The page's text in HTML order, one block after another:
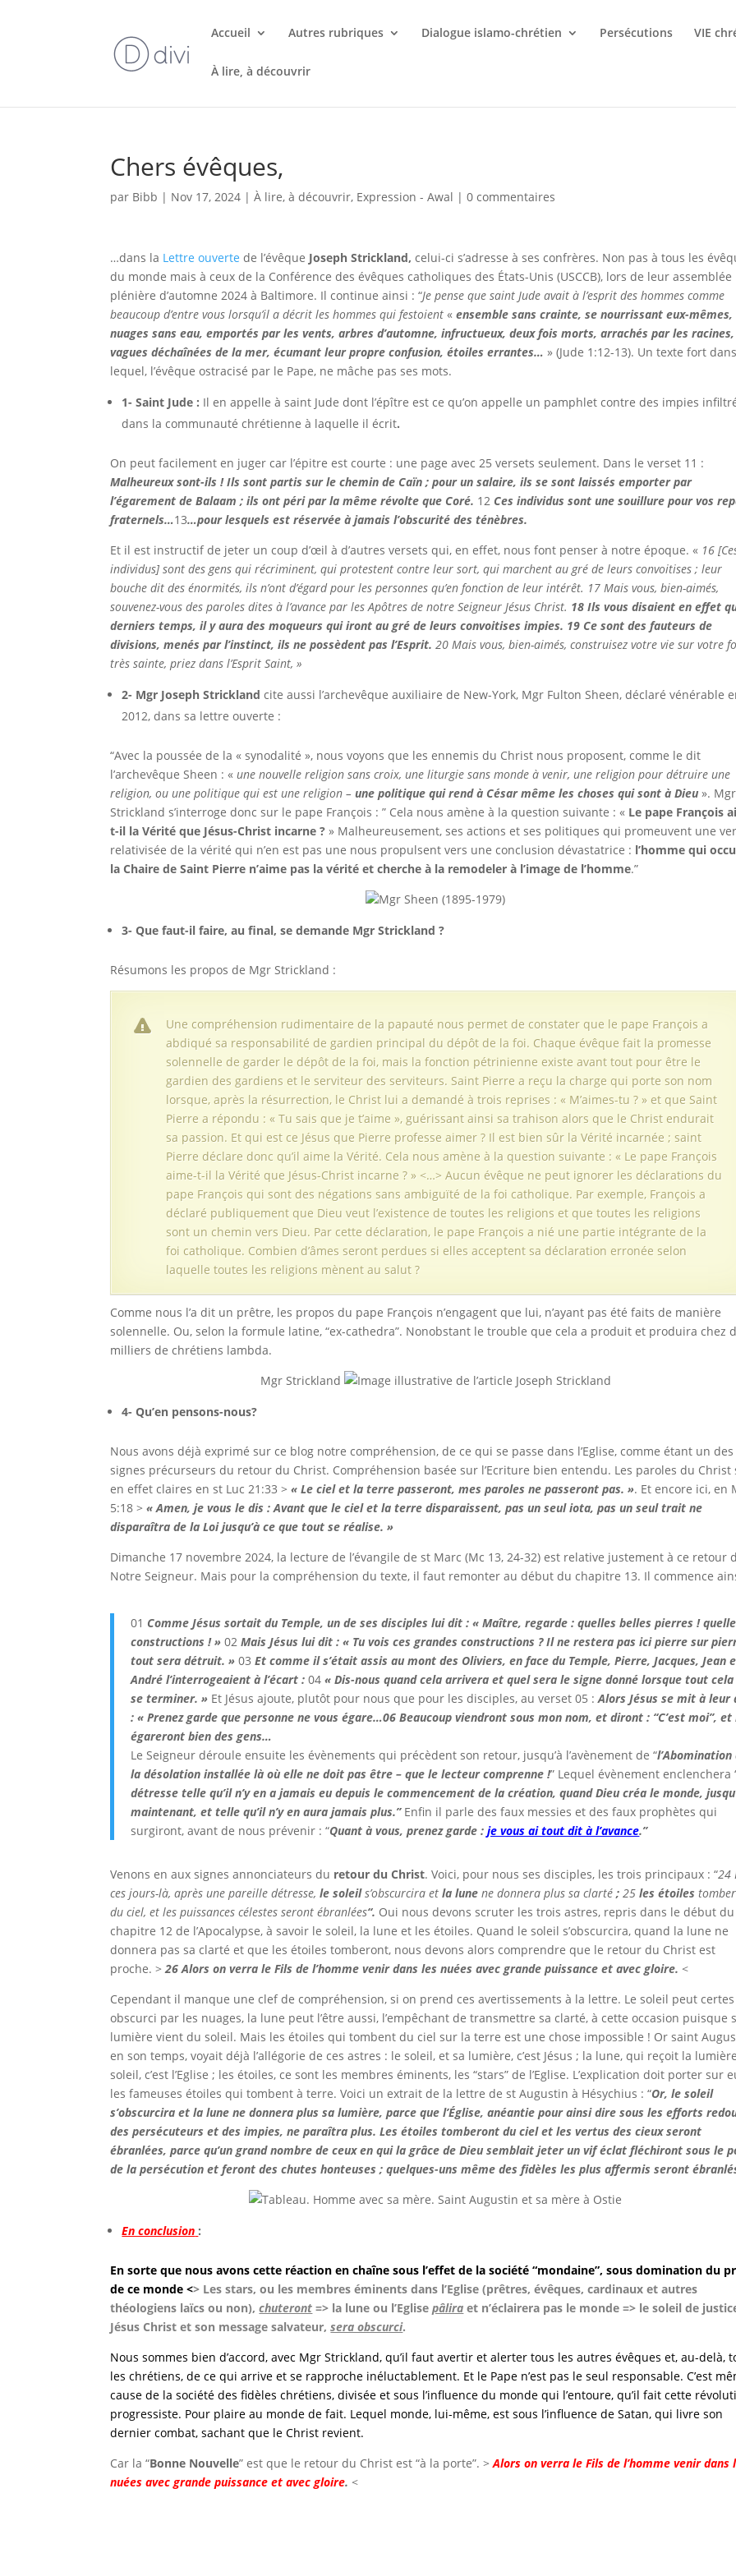
Accueil Autres rubriques Dialogue islamo-chrétien Persécutions VIE
À lire, à découvrir
Chers évêques,
par Bibb | Nov 17, 2024 |À lire, à découvrir, Expression - Awal |0 commentaires
…dans la Lettre ouverte de l’évêque Joseph Strickland, celui-ci s’adresse à ses confrères. Non pas à tous les
du monde mais à ceux de la Conférence des évêques catholiques des États-Unis (USCCB), lors de leur assemblée
plénière d’automne 2024 à Baltimore. Il continue ainsi : “Je pense que saint Jude avait à l’esprit des hommes comme
beaucoup d’entre vous lorsqu’il a décrit les hommes qui festoient «ensemble sans crainte, se nourrissant eux-mêmes,
nuages sans eau, emportés par les vents, arbres d’automne, infructueux, deux fois morts, arrachés par les racines,
vagues déchaînées de la mer, écumant leur propre confusion, étoiles errantes… » (Jude 1:12-13). Un texte fort dans
lequel, l’évêque ostracisé par le Pape, ne mâche pas ses mots.
1- Saint Jude : Il en appelle à saint Jude dont l’épître est ce qu’on appelle un pamphlet contre des impies
dans la communauté chrétienne à laquelle il écrit.
On peut facilement en juger car l’épitre est courte : une page avec 25 versets seulement. Dans le verset 11 :
Malheureux sont-ils ! Ils sont partis sur le chemin de Caïn ; pour un salaire, ils se sont laissés emporter par
l’égarement de Balaam ; ils ont péri par la même révolte que Coré. 12 Ces individus sont une souillure pour vos
fraternels…13…pour lesquels est réservée à jamais l’obscurité des ténèbres.
Et il est instructif de jeter un coup d’œil à d’autres versets qui, en effet, nous font penser à notre époque. « 16
individus] sont des gens qui récriminent, qui protestent contre leur sort, qui marchent au gré de leurs convoitises ; leur
bouche dit des énormités, ils n’ont d’égard pour les personnes qu’en fonction de leur intérêt. 17 Mais vous, bien-aimés,
souvenez-vous des paroles dites à l’avance par les Apôtres de notre Seigneur Jésus Christ. 18 Ils vous disaient en effet
derniers temps, il y aura des moqueurs qui iront au gré de leurs convoitises impies. 19 Ce sont des fauteurs de
divisions, menés par l’instinct, ils ne possèdent pas l’Esprit.20 Mais vous, bien-aimés, construisez votre vie sur votre
très sainte, priez dans l’Esprit Saint, »
2- Mgr Joseph Stricklandcite aussi l’archevêque auxiliaire de New-York, Mgr Fulton Sheen, déclaré vénérable
2012, dans sa lettre ouverte :
“Avec la poussée de la « synodalité », nous voyons que les ennemis du Christ nous proposent, comme le dit
l’archevêque Sheen : «une nouvelle religion sans croix, une liturgie sans monde à venir, une religion pour détruire une
religion, ou une politique qui est une religion –une politique qui rend à César même les choses qui sont à Dieu ». Mgr
Strickland s’interroge donc sur le pape François : ” Cela nous amène à la question suivante : « Le pape François
t-il la Vérité que Jésus-Christ incarne ? » Malheureusement, ses actions et ses politiques qui promeuvent une
relativisée de la vérité qui n’en est pas une nous propulsent vers une conclusion dévastatrice : l’homme qui
la Chaire de Saint Pierre n’aime pas la vérité et cherche à la remodeler à l’image de l’homme.”
Mgr Sheen (1895-1979)
3- Que faut-il faire, au final, se demande Mgr Strickland ?
Résumons les propos de Mgr Strickland :
Une compréhension rudimentaire de la papauté nous permet de constater que le pape François a
abdiqué sa responsabilité de gardien principal du dépôt de la foi. Chaque évêque fait la promesse
solennelle de garder le dépôt de la foi, mais la fonction pétrinienne existe avant tout pour être le
gardien des gardiens et le serviteur des serviteurs. Saint Pierre a reçu la charge qui porte son nom
lorsque, après la résurrection, le Christ lui a demandé à trois reprises : « M’aimes-tu ? » et que Saint
Pierre a répondu : « Tu sais que je t’aime », guérissant ainsi sa trahison alors que le Christ endurait
sa passion. Et qui est ce Jésus que Pierre professe aimer ? Il est bien sûr la Vérité incarnée ; saint
Pierre déclare donc qu’il aime la Vérité. Cela nous amène à la question suivante : « Le pape François
aime-t-il la Vérité que Jésus-Christ incarne ? » <…> Aucun évêque ne peut ignorer les déclarations du
pape François qui sont des négations sans ambiguïté de la foi catholique. Par exemple, François a
déclaré publiquement que Dieu veut l’existence de toutes les religions et que toutes les religions
sont un chemin vers Dieu. Par cette déclaration, le pape François a nié une partie intégrante de la
foi catholique. Combien d’âmes seront perdues si elles acceptent sa déclaration erronée selon
laquelle toutes les religions mènent au salut ?
Comme nous l’a dit un prêtre, les propos du pape François n’engagent que lui, n’ayant pas été faits de manière
solennelle. Ou, selon la formule latine, “ex-cathedra”. Nonobstant le trouble que cela a produit et produira chez
milliers de chrétiens lambda.
Mgr Strickland
4- Qu’en pensons-nous?
Nous avons déjà exprimé sur ce blog notre compréhension, de ce qui se passe dans l’Eglise, comme étant un des
signes précurseurs du retour du Christ. Compréhension basée sur l’Ecriture bien entendu. Les paroles du Christ
en effet claires en st Luc 21:33 >« Le ciel et la terre passeront, mes paroles ne passeront pas. ». Et encore ici, en
5:18 >«Amen, je vous le dis : Avant que le ciel et la terre disparaissent, pas un seul iota, pas un seul trait ne
disparaîtra de la Loi jusqu’à ce que tout se réalise. »
Dimanche 17 novembre 2024, la lecture de l’évangile de st Marc (Mc 13, 24-32) est relative justement à ce retour
Notre Seigneur. Mais pour la compréhension du texte, il faut remonter au début du chapitre 13. Il commence
01 Comme Jésus sortait du Temple, un de ses disciples lui dit : « Maître, regarde : quelles belles pierres !
constructions ! »02 Mais Jésus lui dit : « Tu vois ces grandes constructions ? Il ne resterapas ici pierre sur
tout sera détruit. »03 Et comme il s’était assis au mont des Oliviers, en face du Temple, Pierre, Jacques, Jean
André l’interrogeaient à l’écart :04 « Dis-nous quand cela arrivera et quel sera le signe donné lorsque tout cela
se terminer. » Et Jésus ajoute, plutôt pour nous que pour les disciples, au verset05 :Alors Jésus se mit à leur
: « Prenez garde que personne ne vous égare…06 Beaucoup viendront sous mon nom, et diront : “C’est moi”, et
égareront bien des gens…
Le Seigneur déroule ensuite les évènements qui précèdent son retour, jusqu’à l’avènement de “l’Abomination
la désolation installée là où elle ne doit pas être – que le lecteur comprenne !” Lequel évènement enclenchera
détresse telle qu’il n’y en a jamais eu depuis le commencement de la création, quand Dieu créa le monde,
maintenant, et telle qu’il n’y en aura jamais plus.” Enfin il parle des faux messies et des faux prophètes qui
surgiront, avant de nous prévenir : “Quant à vous, prenez garde :je vous ai tout dit à l’avance.”
Venons en aux signes annonciateurs du retour du Christ. Voici, pour nous ses disciples, les trois principaux : “24
ces jours-là, après une pareille détresse, le soleils’obscurcira et la lunene donnera plus sa clarté;25 les étoiles
du ciel, et les puissances célestes seront ébranlées“. Oui nous devons scruter les trois astres, repris dans le début du
chapitre 12 de l’Apocalypse, à savoir le soleil, la lune et les étoiles. Quand le soleil s’obscurcira, quand la lune ne
donnera pas sa clarté et que les étoiles tomberont, nous devons alors comprendre que le retour du Christ est
proche. >26Alors on verra le Fils de l’homme venir dans les nuées avec grande puissance et avec gloire. <
Cependant il manque une clef de compréhension, si on prend ces avertissements à la lettre. Le soleil peut
obscurci par les nuages, la lune peut l’être aussi, l’empêchant de transmettre sa clarté, à cette occasion puisque
lumière vient du soleil. Mais les étoiles qui tombent du ciel sur la terre est une chose impossible ! Or saint
en son temps, voyait déjà l’allégorie de ces astres : le soleil, et sa lumière, c’est Jésus ; la lune, qui reçoit la
soleil, c’est l’Eglise ; les étoiles, ce sont les membres éminents, les “stars” de l’Eglise. L’explication doit porter sur
les fameuses étoiles qui tombent à terre. Voici un extrait de la lettre de st Augustin à Hésychius : “Or, le soleil
s’obscurcira et la lune ne donnera plus sa lumière, parce que l’Église, anéantie pour ainsi dire sous les efforts
des persécuteurs et des impies, ne paraîtra plus. Les étoiles tomberont du ciel et les vertus des cieux seront
ébranlées, parce qu’un grand nombre de ceux en qui la grâce de Dieu semblait jeter un vif éclat fléchiront sous le
de la persécution et feront des chutes honteuses ; quelques-uns même des fidèles les plus affermis seront
Saint Augustin et sa mère à Ostie
En conclusion :
En sorte que nous avons cette réaction en chaîne sous l’effet de la société “mondaine”, sous domination du
de ce monde <> Les stars, ou les membres éminents dans l’Eglise (prêtres, évêques, cardinaux et autres
théologiens laïcs ou non),chuteront => la lune ou l’Eglisepâlira et n’éclairera pas le monde => le soleil de
Jésus Christ et son message salvateur,sera obscurci.
Nous sommes bien d’accord, avec Mgr Strickland, qu’il faut avertir et alerter tous les autres évêques et, au-delà,
les chrétiens, de ce qui arrive et se rapproche inéluctablement. Et le Pape n’est pas le seul responsable. C’est
cause de la société des fidèles chrétiens, divisée et sous l’influence du monde qui l’entoure, qu’il fait cette
progressiste. Pour plaire au monde de fait. Lequel monde, lui-même, est sous l’influence de Satan, qui livre son
dernier combat, sachant que le Christ revient.
Car la “Bonne Nouvelle” est que le retour du Christ est “à la porte”. >Alors on verra le Fils de l’homme venir dans
nuées avec grande puissance et avec gloire. <